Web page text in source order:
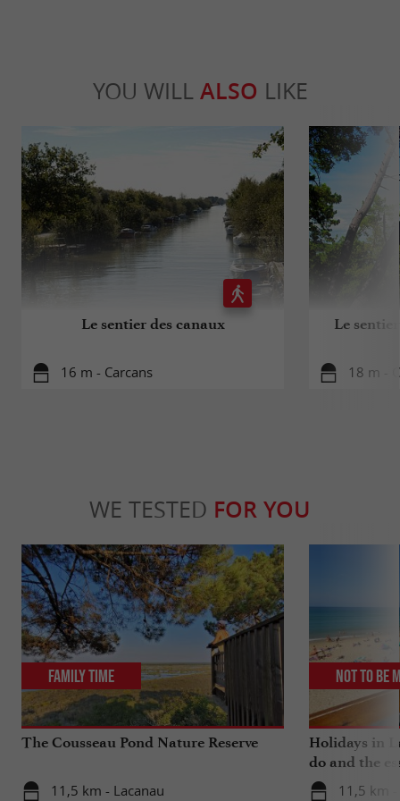
YOU WILL ALSO LIKE
Le sentier des canaux
16 m - Carcans
Le
18 m -
WE TESTED FOR YOU
The Cousseau Pond Nature Reserve
11,5 km - Lacanau
Family Time
Holidays in
do and the
11,5 km -
Not to be